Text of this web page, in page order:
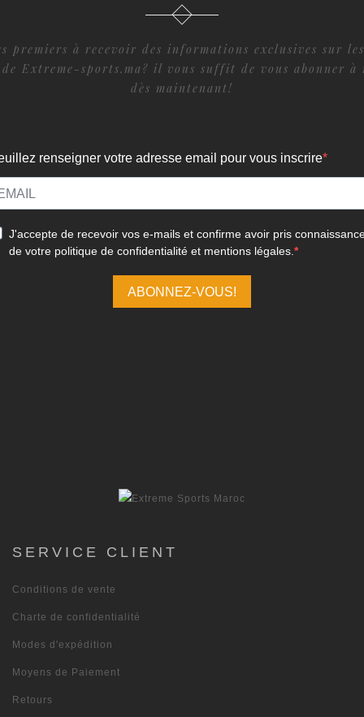
premiers à recevoir des informations exclusives sur
de Extreme-sports.ma? il vous suffit de vous abonner
dès maintenant!
SERVICE CLIENT
Conditions de vente
Charte de confidentialité
Modes d'expédition
Moyens de Paiement
Retours